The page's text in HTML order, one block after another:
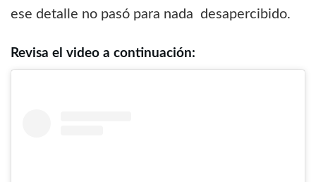
ese detalle no pasó para nada desapercibido.
Revisa el video a continuación: